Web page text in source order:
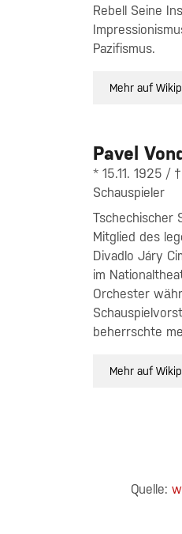
Rebell Seine
Pazifismus.
Mehr auf
Pavel
* 15.11. 1925 /
Schauspieler
Tschechischer
Mitglied des
Divadlo Járy
im
Orchester
beherrschte
Mehr auf
Quelle: